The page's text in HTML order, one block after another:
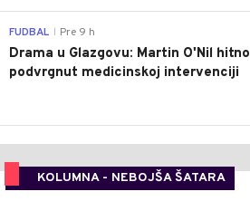
FUDBAL Pre 9 h
Drama u Glazgovu: Martin O'Nil hitno
podvrgnut medicinskoj intervenciji
KOLUMNA - NEBOJŠA ŠATARA